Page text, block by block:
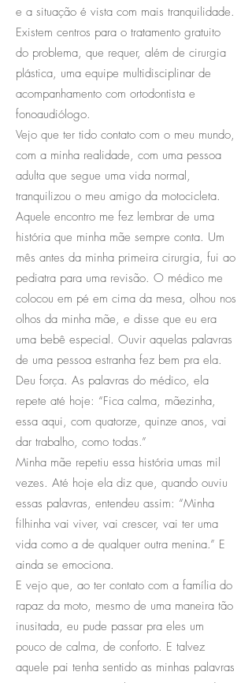
e a situação é vista com mais tranquilidade.
Existem centros para o tratamento gratuito
do problema, que requer, além de cirurgia
plástica, uma equipe multidisciplinar de
acompanhamento com ortodontista e
fonoaudiólogo.
Vejo que ter tido contato com o meu mundo,
com a minha realidade, com uma pessoa
adulta que segue uma vida normal,
tranquilizou o meu amigo da motocicleta.
Aquele encontro me fez lembrar de uma
história que minha mãe sempre conta. Um
mês antes da minha primeira cirurgia, fui ao
pediatra para uma revisão. O médico me
colocou em pé em cima da mesa, olhou nos
olhos da minha mãe, e disse que eu era
uma bebê especial. Ouvir aquelas palavras
de uma pessoa estranha fez bem pra ela.
Deu força. As palavras do médico, ela
repete até hoje: “Fica calma, mãezinha,
essa aqui, com quatorze, quinze anos, vai
dar trabalho, como todas.”
Minha mãe repetiu essa história umas mil
vezes. Até hoje ela diz que, quando ouviu
essas palavras, entendeu assim: “Minha
filhinha vai viver, vai crescer, vai ter uma
vida como a de qualquer outra menina.” E
ainda se emociona.
E vejo que, ao ter contato com a família do
rapaz da moto, mesmo de uma maneira tão
inusitada, eu pude passar pra eles um
pouco de calma, de conforto. E talvez
aquele pai tenha sentido as minhas palavras